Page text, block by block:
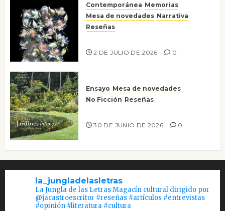
Contemporánea Memorias
Mesa de novedades Narrativa
Reseñas
2 DE JULIO DE 2026 0
Ensayo Mesa de novedades
No Ficción Reseñas
30 DE JUNIO DE 2026 0
la_jungladelasletras
La Jungla de las Letras Magacín cultural dirigido por
@jacastroescritor #reseñas #artículos #entrevistas
#opinión #literatura #cultura